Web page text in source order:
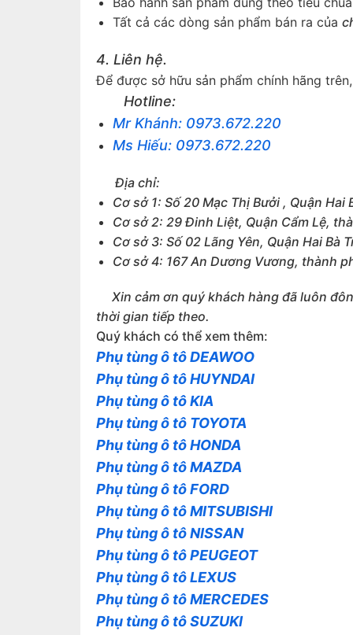
Tất cả các dòng sản phẩm bán ra của
4. Liên hệ.
Để được sở hữu sản phẩm chính hãng
Hotline:
Mr Khánh: 0973.672.220
Ms Hiếu: 0973.672.220
Địa chỉ:
Cơ sở 1: Số 20 Mạc Thị Bưởi , Quận
Cơ sở 2: 29 Đinh Liệt, Quận Cẩm Lệ,
Cơ sở 3: Số 02 Lãng Yên, Quận Hai Bà
Cơ sở 4: 167 An Dương Vương, thành
Xin cảm ơn quý khách hàng đã luôn
thời gian tiếp theo.
Quý khách có thể xem thêm:
Phụ tùng ô tô DEAWOO
Phụ tùng ô tô HUYNDAI
Phụ tùng ô tô KIA
Phụ tùng ô tô TOYOTA
Phụ tùng ô tô HONDA
Phụ tùng ô tô MAZDA
Phụ tùng ô tô FORD
Phụ tùng ô tô MITSUBISHI
Phụ tùng ô tô NISSAN
Phụ tùng ô tô PEUGEOT
Phụ tùng ô tô LEXUS
Phụ tùng ô tô MERCEDES
Phụ tùng ô tô SUZUKI